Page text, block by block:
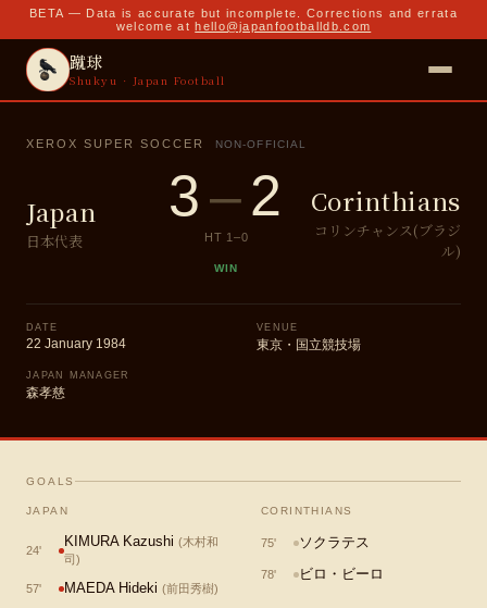
BETA — Data is accurate but incomplete. Corrections and errata
welcome at hello@japanfootballdb.com
蹴球
Shukyu · Japan Football
XEROX SUPER SOCCER NON-OFFICIAL
Japan
日本代表
3–2
HT 1–0
WIN
Corinthians
コリンチャンス(ブラジ
ル)
DATE
22 January 1984
VENUE
東京・国立競技場
JAPAN MANAGER
森孝慈
GOALS
JAPAN
24'
KIMURA Kazushi (木村和
司 )
57' MAEDA Hideki (前田秀樹)
CORINTHIANS
75' ソクラテス
78' ビロ・ビーロ